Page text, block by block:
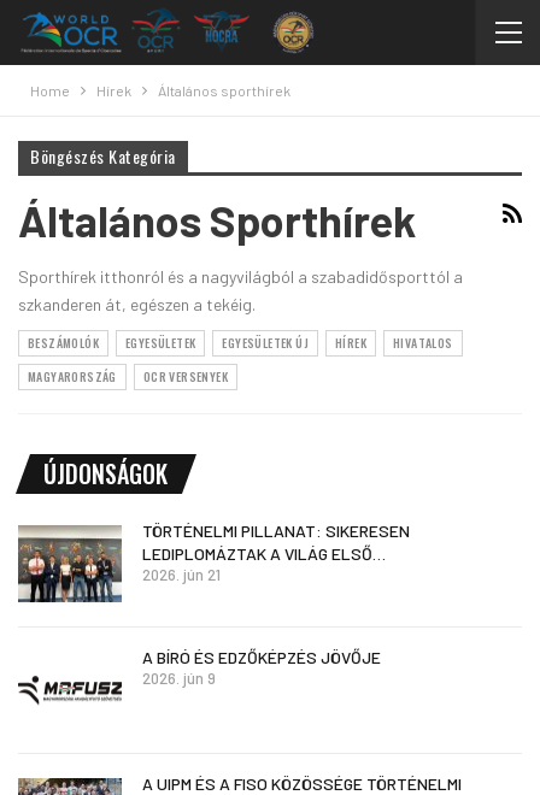
Home Hírek Általános sporthírek
Böngészés Kategória
Általános Sporthírek
Sporthírek itthonról és a nagyvilágból a szabadidősporttól a
szkanderen át, egészen a tekéig.
BESZÁMOLÓK EGYESÜLETEK EGYESÜLETEK ÚJ HÍREK
HIVATALOS
MAGYARORSZÁG
OCR VERSENYEK
ÚJDONSÁGOK
TÖRTÉNELMI PILLANAT: SIKERESEN
LEDIPLOMÁZTAK A VILÁG ELSŐ…
2026. jún 21
A BÍRÓ ÉS EDZŐKÉPZÉS JÖVŐJE
2026. jún 9
A UIPM ÉS A FISO KÖZÖSSÉGE TÖRTÉNELMI